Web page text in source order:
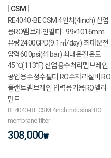
CSM
RE4040-BE CSM 4인치(4inch) 산업
용RO멤브레인필터 - 99×1016mm
유량2400GPD(9.1㎥/day) 최대운전
압력600psi(41bar) 최대운전온도
45℃(113°F) 산업용수처리멤브레인
공업용수정수필터 RO수처리설비 RO
플랜트멤브레인 압력용기용RO엘리
먼트
RE4040-BE CSM 4inch industrial RO
membrane filter
308,000₩